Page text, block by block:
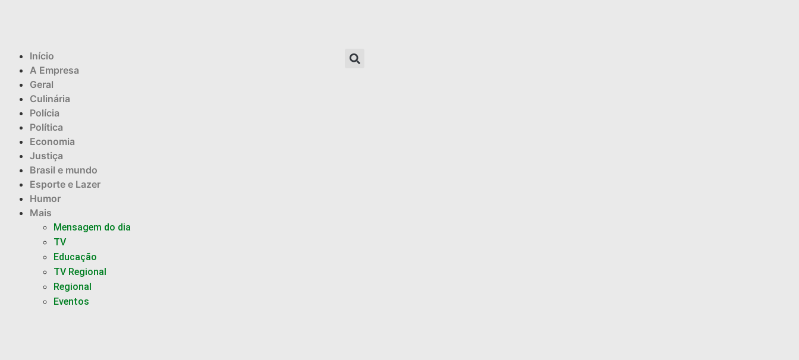
Início
A Empresa
Geral
Culinária
Polícia
Política
Economia
Justiça
Brasil e mundo
Esporte e Lazer
Humor
Mais
Mensagem do dia
TV
Educação
TV Regional
Regional
Eventos